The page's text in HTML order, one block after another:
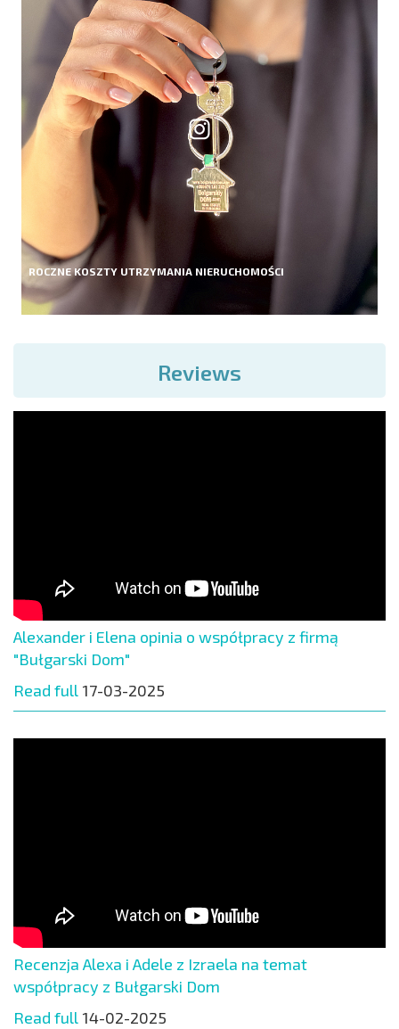
ROCZNE KOSZTY UTRZYMANIA NIERUCHOMOŚCI
Reviews
Alexander i Elena opinia o współpracy z firmą
"Bułgarski Dom"
Read full 17-03-2025
Recenzja Alexa i Adele z Izraela na temat
współpracy z Bułgarski Dom
Read full 14-02-2025